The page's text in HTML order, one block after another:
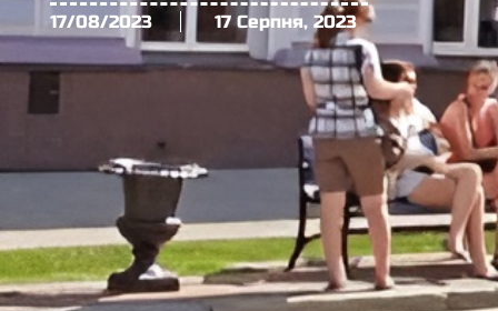
17/08/2023 17 Серпня, 2023